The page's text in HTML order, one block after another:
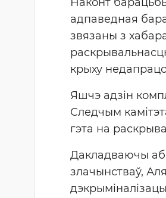
адпаведная
звязаны з
крыху
Яшчэ адзін
Следчым
гэта на
Дакладваючы аб
злачынстваў,